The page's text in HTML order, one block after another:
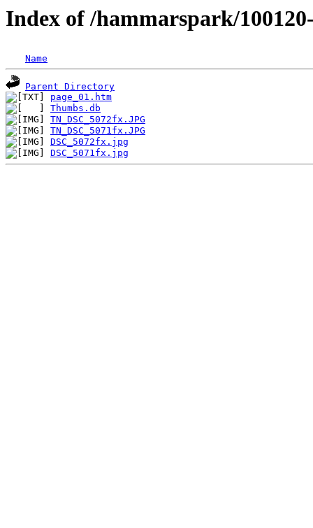
Index of /hammarspark/
Name
Parent Directory
page_01.htm
Thumbs.db
TN_DSC_5072fx.JPG
TN_DSC_5071fx.JPG
DSC_5072fx.jpg
DSC_5071fx.jpg